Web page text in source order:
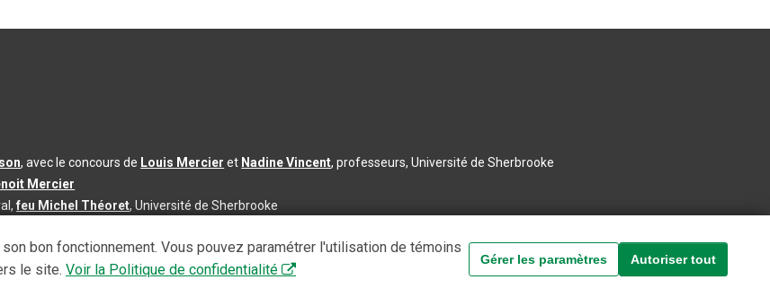
, avec le concours de Louis Mercier et Nadine Vincent, professeurs, Université de Sherbrooke
Mercier
feu Michel Théoret, Université de Sherbrooke
du contenu :2026-08-03
bon fonctionnement. Vous pouvez paramétrer l'utilisation de témoins
le site. Voir la Politique de confidentialité
Gérer les paramètres Autoriser tout